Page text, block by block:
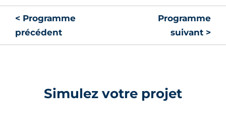
< Programme
précédent
Programme
suivant >
Simulez votre projet